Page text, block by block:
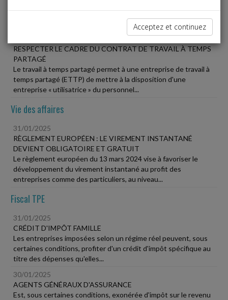
RESPECTER LE CADRE DU CONTRAT DE TRAVAIL À TEMPS
PARTAGÉ
Le travail à temps partagé permet à une entreprise de travail à
temps partagé (ETTP) de mettre à la disposition d'une
entreprise « utilisatrice » du personnel...
Vie des affaires
31/01/2025
RÈGLEMENT EUROPÉEN : LE VIREMENT INSTANTANÉ
DEVIENT OBLIGATOIRE ET GRATUIT
Le règlement européen du 13 mars 2024 vise à favoriser le
développement du virement instantané au profit des
entreprises comme des particuliers, au niveau...
Fiscal TPE
31/01/2025
CRÉDIT D'IMPÔT FAMILLE
Les entreprises imposées selon un régime réel peuvent, sous
certaines conditions, profiter d'un crédit d'impôt spécifique au
titre des dépenses qu'elles...
30/01/2025
AGENTS GÉNÉRAUX D'ASSURANCE
Est, sous certaines conditions, exonérée d'impôt sur le revenu
Acceptez et continuez